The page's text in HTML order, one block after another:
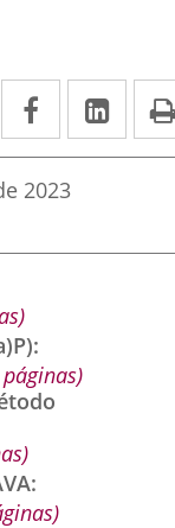
Facebook
Enlace
a
una
externa.
a
2023